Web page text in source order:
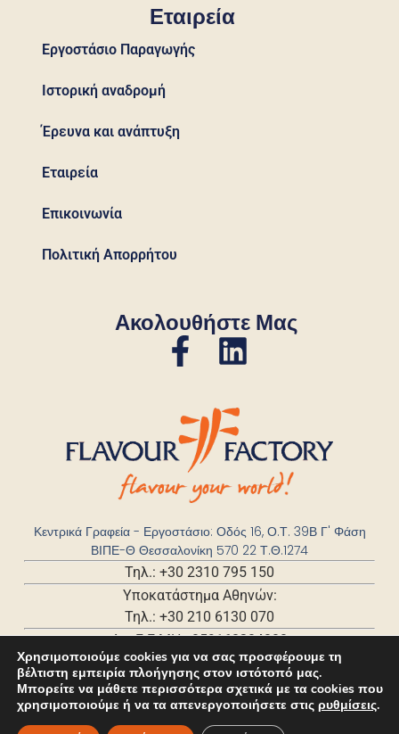
Κεντρικά Γραφεία - Εργοστάσιο: Οδός 16, Ο.Τ. 39Β Γ' Φάση
ΒΙΠΕ-Θ Θεσσαλονίκη 570 22 Τ.Θ.1274
Τηλ.: +30 2310 795 150
Υποκατάστημα Αθηνών:
Τηλ.: +30 210 6130 070
Αρ. Γ.Ε.ΜΗ.: 059168204000
Εταιρεία
Εργοστάσιο Παραγωγής
Ιστορική αναδρομή
Έρευνα και ανάπτυξη
Εταιρεία
Επικοινωνία
Πολιτική Απορρήτου
Ακολουθήστε Μας
Χρησιμοποιούμε cookies για να σας προσφέρουμε τη
βέλτιστη εμπειρία πλοήγησης στον ιστότοπό μας.
Μπορείτε να μάθετε περισσότερα σχετικά με τα cookies που
χρησιμοποιούμε ή να τα απενεργοποιήσετε στις ρυθμίσεις.